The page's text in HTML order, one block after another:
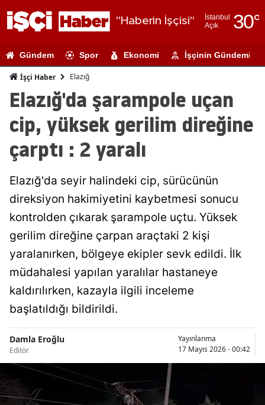
"Haberin İşçisi"
İstanbul
Açık
30°
Adıyaman
Ağrı
Amasya
Antalya
Artvin
Balıkesir
Bilecik
Bitlis
Bolu
Bursa
Gündem Spor Ekonomi İşçinin Gündemi
İşçi Haber Elazığ
Elazığ'da şarampole uçan
cip, yüksek gerilim direğine
çarptı : 2 yaralı
Elazığ'da seyir halindeki cip, sürücünün
direksiyon hakimiyetini kaybetmesi sonucu
kontrolden çıkarak şarampole uçtu. Yüksek
gerilim direğine çarpan araçtaki 2 kişi
yaralanırken, bölgeye ekipler sevk edildi. İlk
müdahalesi yapılan yaralılar hastaneye
kaldırılırken, kazayla ilgili inceleme
başlatıldığı bildirildi.
Damla Eroğlu
Editör
Yayınlanma
17 Mayıs 2026 - 00:42